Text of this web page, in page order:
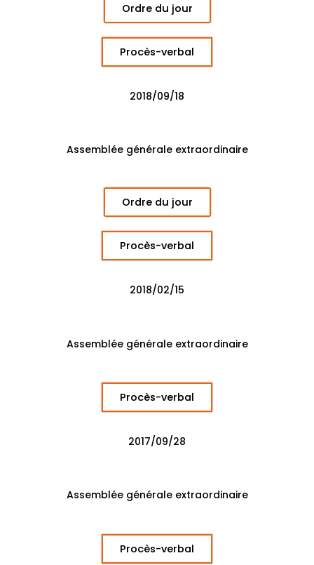
Ordre du jour
Procès-verbal
2018/09/18
Assemblée générale extraordinaire
Ordre du jour
Procès-verbal
2018/02/15
Assemblée générale extraordinaire
Procès-verbal
2017/09/28
Assemblée générale extraordinaire
Procès-verbal